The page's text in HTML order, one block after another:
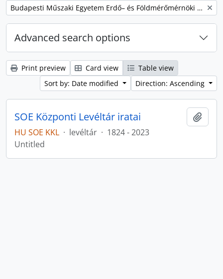
Remove filter:
Budapesti Műszaki Egyetem Erdő– és Földmérőmérnöki Kar
Advanced search options
Print preview Card view
Table view
Sort by: Date modified
Direction: Ascending
SOE Központi Levéltár iratai
HU SOE KKL · levéltár · 1824 - 2023
Untitled